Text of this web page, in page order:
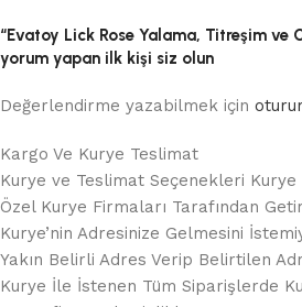
“Evatoy Lick Rose Yalama, Titreşim ve
yorum yapan ilk kişi siz olun
Değerlendirme yazabilmek için
Kargo Ve Kurye Teslimat
Kurye ve Teslimat Seçenekleri
Özel Kurye Firmaları Tarafından
Kurye’nin Adresinize Gelmesini
Yakın Belirli Adres Verip Belirtilen
Kurye İle İstenen Tüm Siparişlerde